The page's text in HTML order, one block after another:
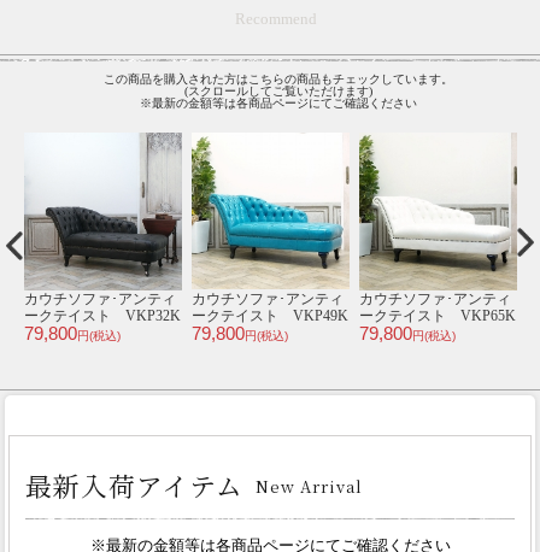
Recommend
この商品を購入された方はこちらの商品もチェックしています。
(スクロールしてご覧いただけます)
※最新の金額等は各商品ページにてご確認ください
カウチソファ･アンティ
ークテイスト VKP32K
79,800円(税込)
カウチソファ･アンティ
ークテイスト VKP49K
79,800円(税込)
カウチソファ･アンティ
ークテイスト VKP65K
79,800円(税込)